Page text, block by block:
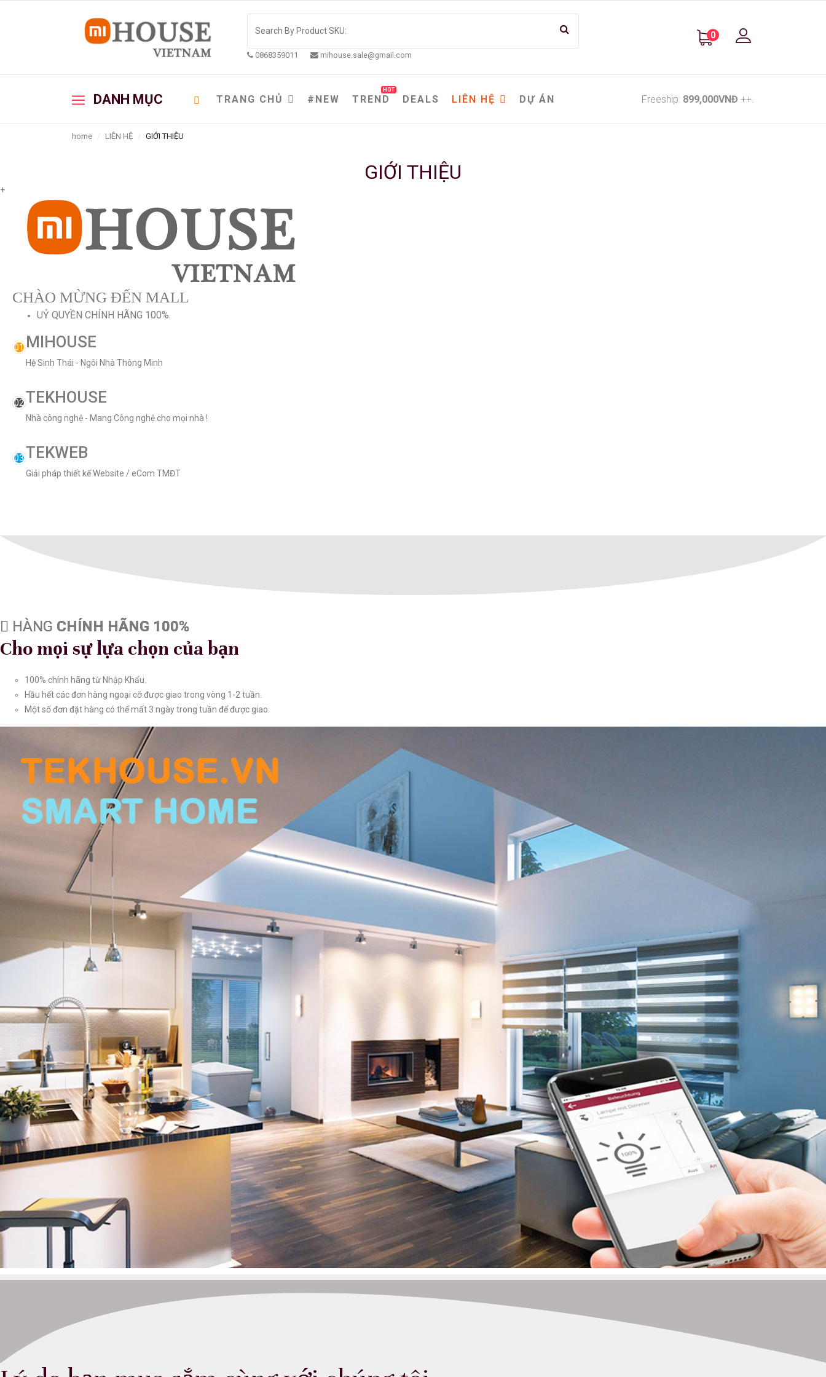
0868359011 mihouse.sale@gmail.com
0
DANH MỤC TRANG CHỦ #NEW TREND
HOT
DEALS LIÊN HỆ DỰ ÁN Freeship: 899,000VNĐ ++.
home LIÊN HỆ GIỚI THIỆU
GIỚI THIỆU
+
CHÀO MỪNG ĐẾN MALL
UỶ QUYỀN CHÍNH HÃNG 100%.
01 MIHOUSE
Hệ Sinh Thái - Ngôi Nhà Thông Minh
02TEKHOUSE
Nhà công nghệ - Mang Công nghệ cho mọi nhà !
03TEKWEB
Giải pháp thiết kế Website / eCom TMĐT
HÀNG CHÍNH HÃNG 100%
Cho mọi sự lựa chọn của bạn
100% chính hãng từ Nhập Khẩu.
Hầu hết các đơn hàng ngoại cỡ được giao trong vòng 1-2 tuần.
Một số đơn đặt hàng có thể mất 3 ngày trong tuần để được giao.